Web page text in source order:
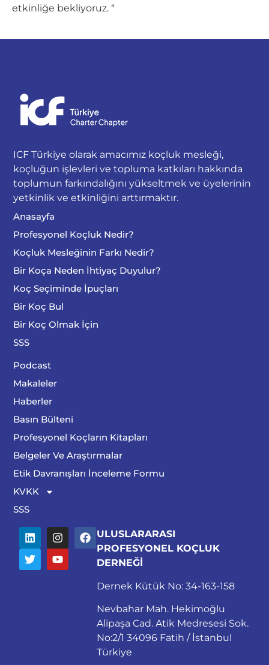
etkinliğe bekliyoruz. “
ICF Türkiye olarak amacımız koçluk mesleği,
koçluğun işlevleri ve topluma katkıları hakkında
toplumun farkındalığını yükseltmek ve üyelerinin
yetkinlik ve etkinliğini arttırmaktır.
Anasayfa
Profesyonel Koçluk Nedir?
Koçluk Mesleğinin Farkı Nedir?
Bir Koça Neden İhtiyaç Duyulur?
Koç Seçiminde İpuçları
Bir Koç Bul
Bir Koç Olmak İçin
SSS
Podcast
Makaleler
Haberler
Basın Bülteni
Profesyonel Koçların Kitapları
Belgeler Ve Araştırmalar
Etik Davranışları İnceleme Formu
KVKK
SSS
ULUSLARARASI
PROFESYONEL KOÇLUK
DERNEĞİ
Dernek Kütük No: 34-163-158
Nevbahar Mah. Hekimoğlu
Alipaşa Cad. Atik Medresesi Sok.
No:2/1 34096 Fatih / İstanbul
Türkiye